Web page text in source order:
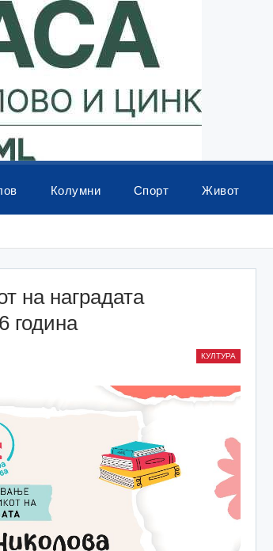
Колумни Спорт Живот
на наградата
година
КУЛТУРА